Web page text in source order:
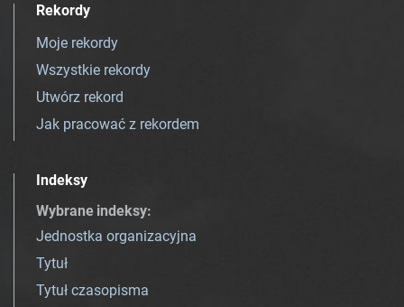
Rekordy
Moje rekordy
Wszystkie rekordy
Utwórz rekord
Jak pracować z rekordem
Indeksy
Wybrane indeksy:
Jednostka organizacyjna
Tytuł
Tytuł czasopisma